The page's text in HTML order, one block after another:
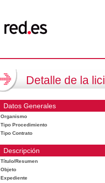
Detalle de la
Datos Generales
Organismo
Tipo Procedimiento
Tipo Contrato
Descripción
Título/Resumen
Objeto
Expediente